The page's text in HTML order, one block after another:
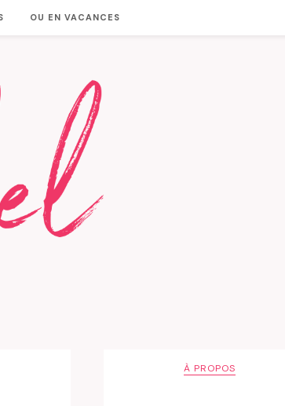
OU EN VACANCES
À PROPOS